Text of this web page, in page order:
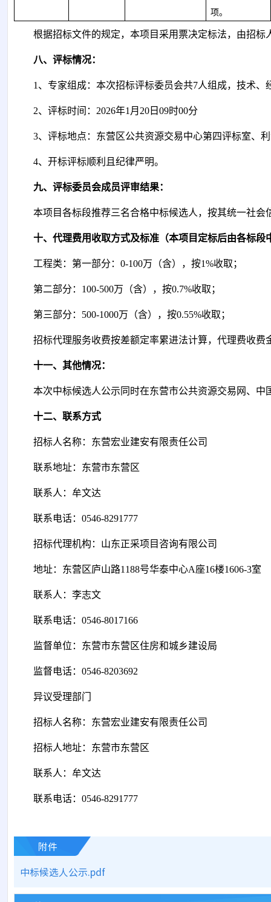
项。
根据招标文件的规定， 本项目采用票决定标法，由招标
八、评标情况：
1、专家组成：本次招标评标委员会共7人组成， 技术、
2、评标时间： 2026年1 月 20 日 09时00分
3、评标地点：东营区公共资源交易中心第四评标室、
4、开标评标顺利且纪律严明。
九、评标委员会成员评审结果：
本项目各标段推荐三名合格中标候选人， 按其统一社会
十、代理费用收取方式及标准（本项目定标后由各标段
工程类：第一部分： 0-100万（含），按1%收取；
第二部分： 100-500万（含），按0.7%收取；
第三部分： 500-1000万（含），按0.55%收取；
招标代理服务收费按差额定率累进法计算，代理费收
十一、其他情况：
本次中标候选人公示同时在东营市公共资源交易网、
十二、联系方式
招标人名称：东营宏业建安有限责任公司
联系地址：东营市东营区
联系人：牟文达
联系电话： 0546-8291777
招标代理机构：山东正采项目咨询有限公司
地址：东营区庐山路1188号华泰中心A座16楼1606-3室
联系人：李志文
联系电话： 0546-8017166
监督单位：东营市东营区住房和城乡建设局
监督电话： 0546-8203692
异议受理部门
招标人名称：东营宏业建安有限责任公司
招标人地址：东营市东营区
联系人：牟文达
联系电话： 0546-8291777
附件
中标候选人公示.pdf